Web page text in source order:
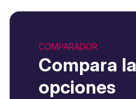
COMPARADOR
Compara
opciones